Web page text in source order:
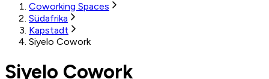
Coworking Spaces
Südafrika
Kapstadt
Siyelo Cowork
Siyelo Cowork